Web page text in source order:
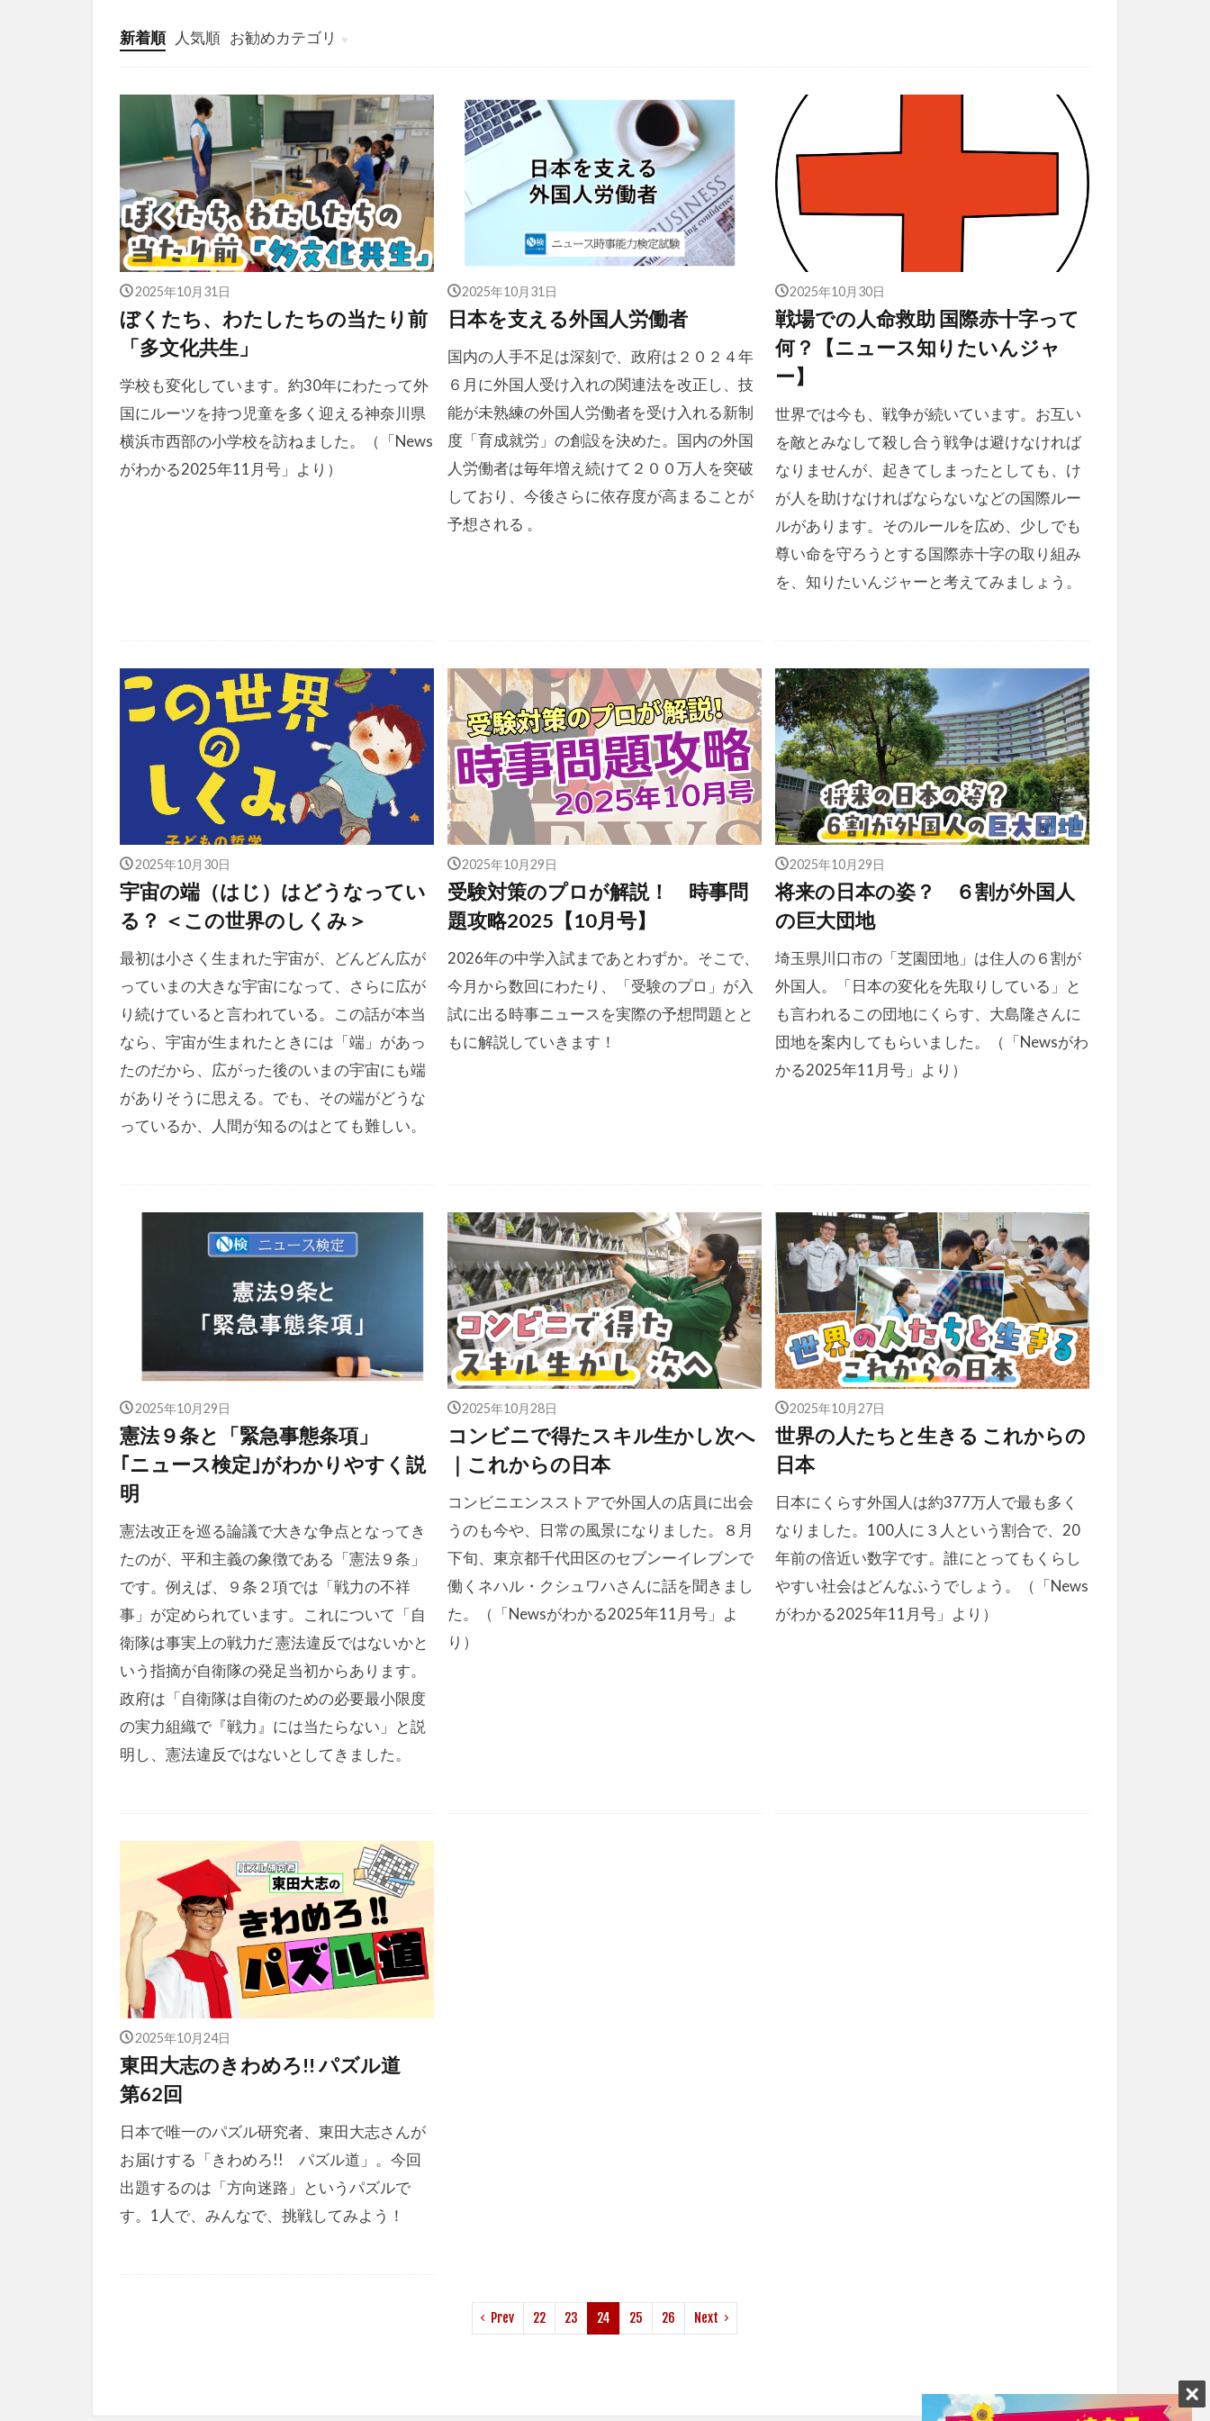
新着順 人気順 お勧めカテゴリ
投稿
学び
マンガ
電子書籍
2025年10月31日
ぼくたち、わたしたちの当たり前
「多文化共生」
学校も変化しています。約30年にわたって外
国にルーツを持つ児童を多く迎える神奈川県
横浜市西部の小学校を訪ねました。（「News
がわかる2025年11月号」より）
2025年10月31日
日本を支える外国人労働者
国内の人手不足は深刻で、政府は２０２４年
６月に外国人受け入れの関連法を改正し、技
能が未熟練の外国人労働者を受け入れる新制
度「育成就労」の創設を決めた。国内の外国
人労働者は毎年増え続けて２００万人を突破
しており、今後さらに依存度が高まることが
予想される 。
2025年10月30日
戦場での人命救助 国際赤十字って
何？【ニュース知りたいんジャ
ー】
世界では今も、戦争が続いています。お互い
を敵とみなして殺し合う戦争は避けなければ
なりませんが、起きてしまったとしても、け
が人を助けなければならないなどの国際ルー
ルがあります。そのルールを広め、少しでも
尊い命を守ろうとする国際赤十字の取り組み
を、知りたいんジャーと考えてみましょう。
2025年10月30日
宇宙の端（はじ）はどうなってい
る？ ＜この世界のしくみ＞
最初は小さく生まれた宇宙が、どんどん広が
っていまの大きな宇宙になって、さらに広が
り続けていると言われている。この話が本当
なら、宇宙が生まれたときには「端」があっ
たのだから、広がった後のいまの宇宙にも端
がありそうに思える。でも、その端がどうな
っているか、人間が知るのはとても難しい。
2025年10月29日
受験対策のプロが解説！ 時事問
題攻略2025【10月号】
2026年の中学入試まであとわずか。そこで、
今月から数回にわたり、「受験のプロ」が入
試に出る時事ニュースを実際の予想問題とと
もに解説していきます！
2025年10月29日
将来の日本の姿？ ６割が外国人
の巨大団地
埼玉県川口市の「芝園団地」は住人の６割が
外国人。「日本の変化を先取りしている」と
も言われるこの団地にくらす、大島隆さんに
団地を案内してもらいました。（「Newsがわ
かる2025年11月号」より）
2025年10月29日
憲法９条と「緊急事態条項」
｢ニュース検定｣がわかりやすく説
明
憲法改正を巡る論議で大きな争点となってき
たのが、平和主義の象徴である「憲法９条」
です。例えば、９条２項では「戦力の不祥
事」が定められています。これについて「自
衛隊は事実上の戦力だ 憲法違反ではないかと
いう指摘が自衛隊の発足当初からあります。
政府は「自衛隊は自衛のための必要最小限度
の実力組織で『戦力』には当たらない」と説
明し、憲法違反ではないとしてきました。
2025年10月28日
コンビニで得たスキル生かし次へ
｜これからの日本
コンビニエンスストアで外国人の店員に出会
うのも今や、日常の風景になりました。８月
下旬、東京都千代田区のセブンーイレブンで
働くネハル・クシュワハさんに話を聞きまし
た。（「Newsがわかる2025年11月号」よ
り）
2025年10月27日
世界の人たちと生きる これからの
日本
日本にくらす外国人は約377万人で最も多く
なりました。100人に３人という割合で、20
年前の倍近い数字です。誰にとってもくらし
やすい社会はどんなふうでしょう。（「News
がわかる2025年11月号」より）
2025年10月24日
東田大志のきわめろ!! パズル道
第62回
日本で唯一のパズル研究者、東田大志さんが
お届けする「きわめろ!! パズル道」。今回
出題するのは「方向迷路」というパズルで
す。1人で、みんなで、挑戦してみよう！
Prev 22 23 24 25 26 Next